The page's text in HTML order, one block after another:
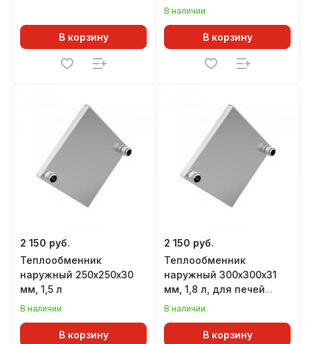
В корзину
В наличии
В корзину
2 150 руб.
Теплообменник
наружный 250х250х30
мм, 1,5 л
В наличии
В корзину
2 150 руб.
Теплообменник
наружный 300х300х31
мм, 1,8 л, для печей
Варвара
В наличии
В корзину